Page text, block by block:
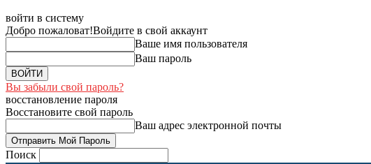
войти в систему
Добро пожаловат!Войдите в свой аккаунт
Ваше имя пользователя
Ваш пароль
Вы забыли свой пароль?
восстановление пароля
Восстановите свой пароль
Ваш адрес электронной почты
Поиск